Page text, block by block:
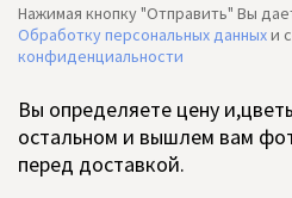
Нажимая кнопку "Отправить" Вы
Обработку персональных данныхи
конфиденциальности
Вы определяете цену
остальном и вышлем вам
перед доставкой.